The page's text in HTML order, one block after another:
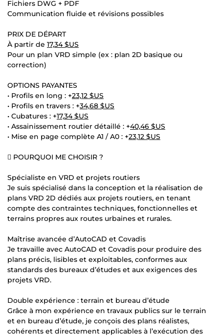
Fichiers DWG + PDF
Communication fluide et révisions possibles
PRIX DE DÉPART
À partir de 17,34 $US
Pour un plan VRD simple (ex : plan 2D basique ou
correction)
OPTIONS PAYANTES
• Profils en long : +23,12 $US
• Profils en travers : +34,68 $US
• Cubatures : +17,34 $US
• Assainissement routier détaillé : +40,46 $US
• Mise en page complète A1 / A0 : +23,12 $US
 POURQUOI ME CHOISIR ?
Spécialiste en VRD et projets routiers
Je suis spécialisé dans la conception et la réalisation de
plans VRD 2D dédiés aux projets routiers, en tenant
compte des contraintes techniques, fonctionnelles et
terrains propres aux routes urbaines et rurales.
Maîtrise avancée d’AutoCAD et Covadis
Je travaille avec AutoCAD et Covadis pour produire des
plans précis, lisibles et exploitables, conformes aux
standards des bureaux d’études et aux exigences des
projets VRD.
Double expérience : terrain et bureau d’étude
Grâce à mon expérience en travaux publics sur le terrain
et en bureau d’étude, je conçois des plans réalistes,
cohérents et directement applicables à l’exécution des